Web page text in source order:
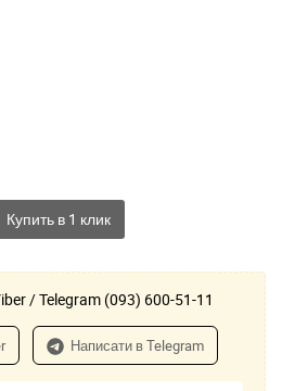
/ Telegram (093) 600-51-11
Написати в Telegram